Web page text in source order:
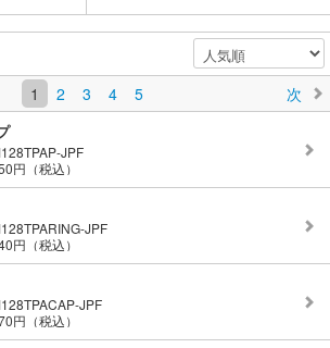
1 2 3 4 5 次
JPF
円（税込）
JPF
円（税込）
JPF
円（税込）